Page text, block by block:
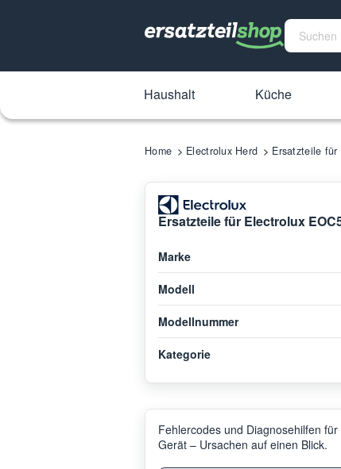
Haushalt Küche
Home Electrolux Herd Ersatzteile für
Ersatzteile für Electrolux
Marke
Modell
Modellnummer
Kategorie
Fehlercodes und Diagnosehilfen für
Gerät – Ursachen auf einen Blick.